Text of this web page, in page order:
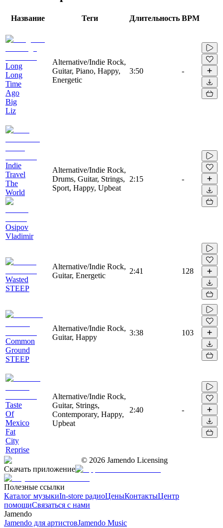
Название Теги Длительность BPM
Long
Long
Time
Ago
Big
Liz
Alternative/Indie Rock,
Guitar, Piano, Happy,
Energetic
3:50 -
Indie
Travel
The
World
Osipov
Vladimir
Alternative/Indie Rock,
Drums, Guitar, Strings,
Sport, Happy, Upbeat
2:15 -
Wasted
STEEP
Alternative/Indie Rock,
Guitar, Energetic
2:41 128
Common
Ground
STEEP
Alternative/Indie Rock,
Guitar, Happy
3:38 103
Taste
Of
Mexico
Fat
City
Reprise
Alternative/Indie Rock,
Guitar, Strings,
Contemporary, Happy,
Upbeat
2:40 -
© 2026 Jamendo Licensing
Скачать приложение
Полезные ссылки
Каталог музыкиIn-store радиоЦеныКонтактыЦентр
помощиСвязаться с нами
Jamendo
Jamendo для артистовJamendo Music